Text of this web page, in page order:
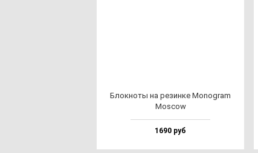
Блок­но­ты на ре­зин­ке Monog­ram
Mos­cow
1690 руб